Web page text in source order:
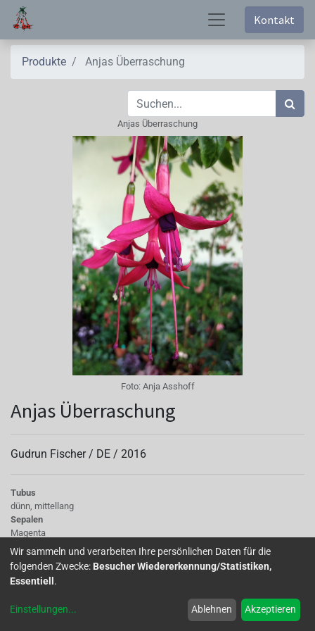
Kontakt
Produkte Anjas Überraschung
Anjas Überraschung
Foto: Anja Asshoff
Anjas Überraschung
Gudrun Fischer / DE / 2016
Tubus
dünn, mittellang
Sepalen
Magenta
Korolle/Petalen
dunkelviolett, einfach
Staubgefäße
lang
kräftiges Rosa, sehr lang
Wir sammeln und verarbeiten Ihre persönlichen Daten für die
folgenden Zwecke: Besucher Wiedererkennung/Statistiken,
Essentiell .
Einstellungen... Ablehnen Akzeptieren